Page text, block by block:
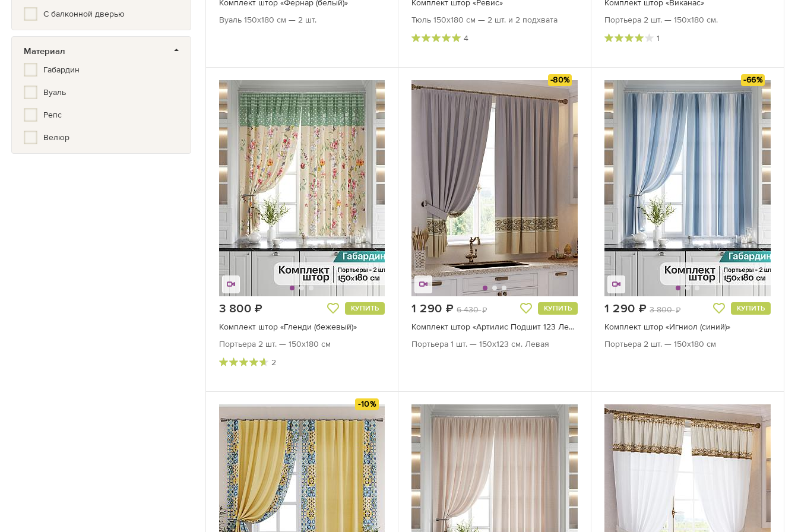
С балконной дверью
Материал
Габардин
Вуаль
Репс
Велюр
Комплект штор «Фернар (белый)»
Вуаль 150х180 см — 2 шт.
Комплект штор «Ревис»
Тюль 150х180 см — 2 шт. и 2 подхвата
4
Комплект штор «Виканас»
Портьера 2 шт. — 150х180 см.
1
3 800 КУПИТЬ
Комплект штор «Гленди (бежевый)»
Портьера 2 шт. — 150х180 см
2
-80%
1 290 руб.
6 430 КУПИТЬ
Комплект штор «Артилис Подшит 123 Левая»
Портьера 1 шт. — 150х123 см. Левая
-66%
1 290 руб.
3 800 КУПИТЬ
Комплект штор «Игниол (синий)»
Портьера 2 шт. — 150х180 см
-10%